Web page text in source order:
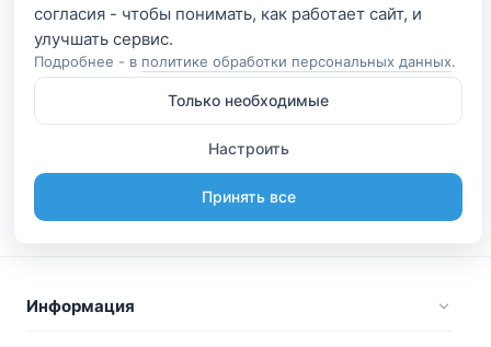
согласия - чтобы понимать, как работает сайт, и
Подробнее - в политике обработки персональных данных.
Только необходимые
Настроить
Принять все
Информация